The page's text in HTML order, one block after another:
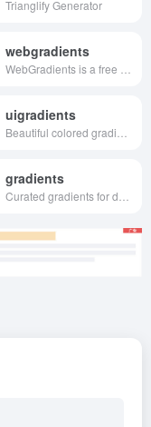
Trianglify Generator
webgradients
uigradients
gradients